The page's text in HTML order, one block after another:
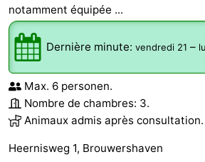
notamment équipée ...
Dernière minute: vendredi 21 –
Max. 6 personen.
Nombre de chambres: 3.
Animaux admis après consultation.
Heernisweg 1, Brouwershaven